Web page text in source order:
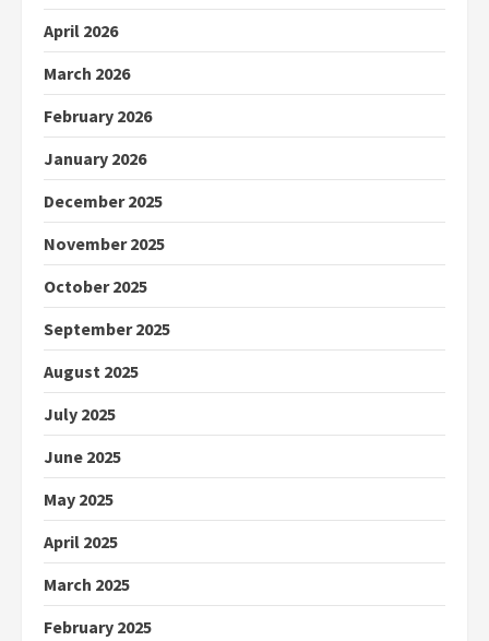
April 2026
March 2026
February 2026
January 2026
December 2025
November 2025
October 2025
September 2025
August 2025
July 2025
June 2025
May 2025
April 2025
March 2025
February 2025